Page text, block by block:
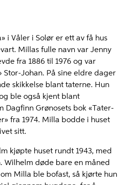
i Våler i Solør er ett av få hus
Millas fulle navn var Jenny
fra 1886 til 1976 og var
Stor-Johan. På sine eldre dager
skikkelse blant taterne. Hun
ble også kjent blant
Dagfinn Grønosets bok «Tater-
fra 1974. Milla bodde i huset
sitt.
kjøpte huset rundt 1943, med
Wilhelm døde bare en måned
Milla ble bofast, så kjørte hun